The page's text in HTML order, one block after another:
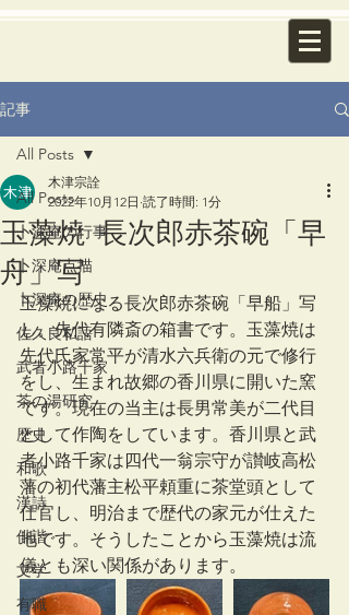
記事
All Posts
卜深庵の行事
卜深庵点描
卜深庵の歴史
佐久良私語
武者小路千家
茶の湯研究
歴史
和歌
漢詩
俳諧
文学
有職
All Posts
玉藻焼 長次郎赤茶碗「早
舟」写
木津宗詮
2022年10月12日 読了時間: 1分
玉藻焼になる長次郎赤茶碗「早船」写
し。先代有隣斎の箱書です。玉藻焼は
先代氏家常平が清水六兵衛の元で修行
をし、生まれ故郷の香川県に開いた窯
です。現在の当主は長男常美が二代目
として作陶をしています。香川県と武
者小路千家は四代一翁宗守が讃岐高松
藩の初代藩主松平頼重に茶堂頭として
仕官し、明治まで歴代の家元が仕えた
地です。そうしたことから玉藻焼は流
儀とも深い関係があります。